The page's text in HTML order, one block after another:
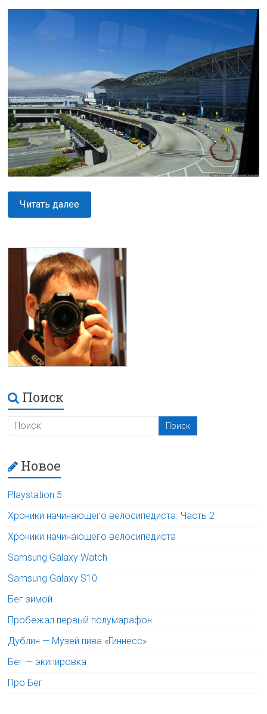
Читать далее
Поиск
Новое
Playstation 5
Хроники начинающего велосипедиста. Часть 2
Хроники начинающего велосипедиста
Samsung Galaxy Watch
Samsung Galaxy S10
Бег зимой
Пробежал первый полумарафон
Дублин — Музей пива «Гиннесс»
Бег — экипировка
Про Бег